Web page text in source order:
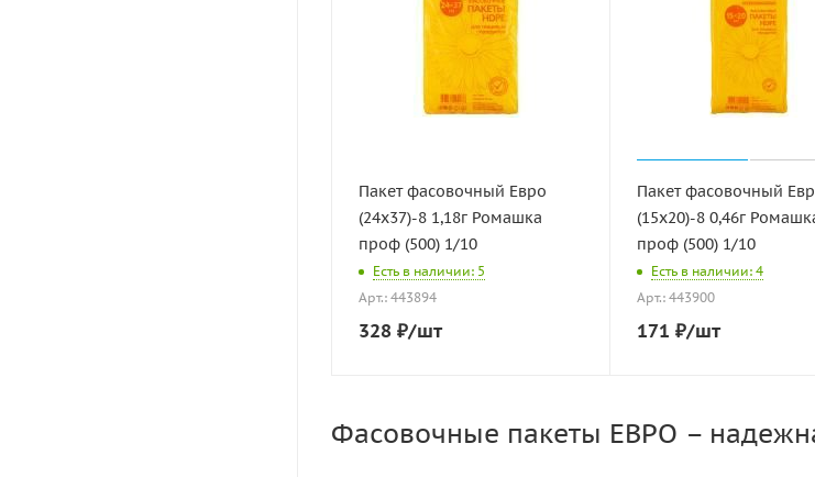
Пакет фасовочный Евро
(24х37)-8 1,18г Ромашка
проф (500) 1/10
Есть в наличии: 5
Арт.: 443894
328 ₽/шт
Пакет фасовочный
(15х20)-8 0,46г
проф (500) 1/10
Есть в наличии: 4
Арт.: 443900
171 ₽/шт
Фасовочные пакеты ЕВРО –